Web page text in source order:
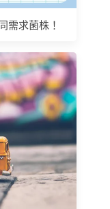
需求菌株！